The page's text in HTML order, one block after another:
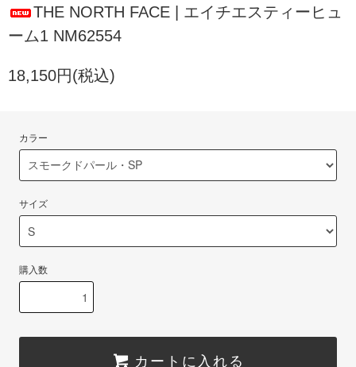
THE NORTH FACE | エイチエスティーヒュ
ーム1 NM62554
18,150円(税込)
カラー
サイズ
購入数
カートに入れる